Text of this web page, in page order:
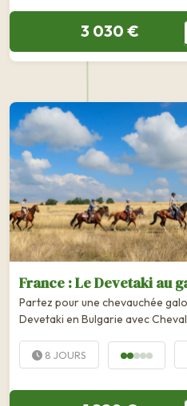
3 030 €
France : Le Devetaki au
Partez pour une chevauchée
Devetaki en Bulgarie avec
8 JOURS